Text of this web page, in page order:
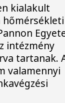
kialakult
hőmérsékleti
intézmény
tartanak.
valamennyi